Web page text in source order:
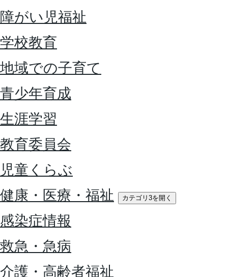
障がい児福祉
学校教育
地域での子育て
青少年育成
生涯学習
教育委員会
児童くらぶ
健康・医療・福祉
カテゴリ3を開く
感染症情報
救急・急病
介護・高齢者福祉